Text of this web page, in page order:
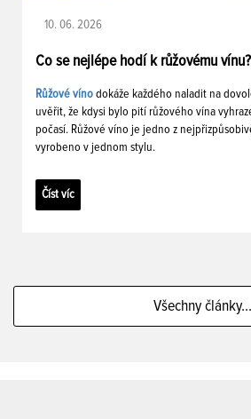
10. 06. 2026
Co se nejlépe hodí k růžovému vínu?
Růžové víno dokáže každého naladit na
uvěřit, že kdysi bylo pití růžového vína
počasí. Růžové víno je jedno z
vyrobeno v jednom stylu.
Číst víc
Všechny články...